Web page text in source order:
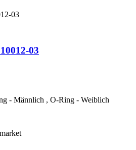
03
- Männlich , O-Ring - Weiblich